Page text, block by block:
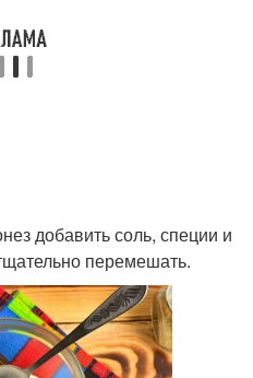
добавить соль, специи и
перемешать.